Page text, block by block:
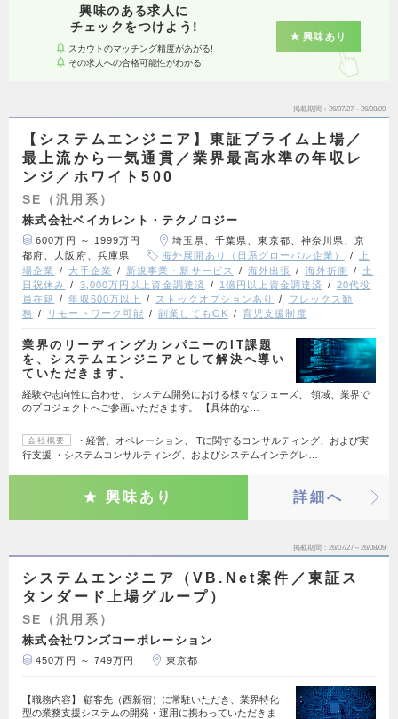
興味のある求人に
チェックをつけよう!
スカウトのマッチング精度があがる!
その求人への合格可能性がわかる!
興味あり
掲載期間 26/07/27～26/08/09
【システムエンジニア】東証プライム上場／
最上流から一気通貫／業界最高水準の年収レ
ンジ／ホワイト500
SE（汎用系）
株式会社ベイカレント・テクノロジー
600万円 ～ 1999万円
埼玉県、千葉県、東京都、神奈川県、京
都府、大阪府、兵庫県
海外展開あり（日系グローバル企業）
上
場企業
大手企業 新規事業・新サービス 海外出張 海外折衝
土
日祝休み
3,000万円以上資金調達済 1億円以上資金調達済
20代役
員在籍
年収600万以上 ストックオプションあり
フレックス勤
務
リモートワーク可能 副業してもOK 育児支援制度
業界のリーディングカンパニーのIT課題
を、システムエンジニアとして解決へ導い
ていただきます。
経験や志向性に合わせ、 システム開発における様々なフェーズ、 領域、業界で
のプロジェクトへご参画いただきます。 【具体的な…
会社概要
・経営、オペレーション、ITに関するコンサルティング、および実
行支援 ・システムコンサルティング、およびシステムインテグレ…
興味あり 詳細へ
掲載期間 26/07/27～26/08/09
システムエンジニア（VB.Net案件／東証ス
タンダード上場グループ）
SE（汎用系）
株式会社ワンズコーポレーション
450万円 ～ 749万円 東京都
【職務内容】 顧客先（西新宿）に常駐いただき、業界特化
型の業務支援システムの開発・運用に携わっていただきま